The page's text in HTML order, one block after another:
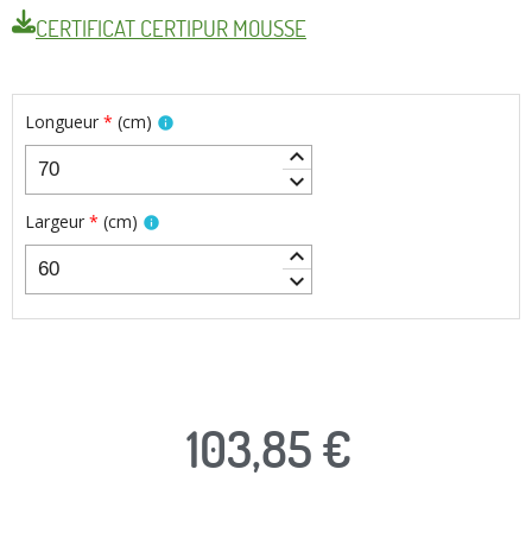
CERTIFICAT CERTIPUR MOUSSE
Longueur * (cm) info
keyboard_arrow_up
keyboard_arrow_down
Largeur * (cm) info
keyboard_arrow_up
keyboard_arrow_down
103,85 €